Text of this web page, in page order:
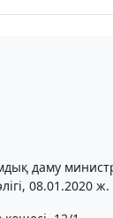
даму
08.01.2020 ж.